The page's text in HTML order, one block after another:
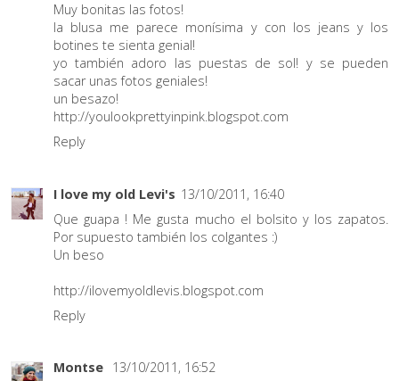
Muy bonitas las fotos!
la blusa me parece monísima y con los jeans y los
botines te sienta genial!
yo también adoro las puestas de sol! y se pueden
sacar unas fotos geniales!
un besazo!
http://youlookprettyinpink.blogspot.com
Reply
I love my old Levi's 13/10/2011, 16:40
Que guapa ! Me gusta mucho el bolsito y los zapatos.
Por supuesto también los colgantes :)
Un beso
http://ilovemyoldlevis.blogspot.com
Reply
Montse 13/10/2011, 16:52